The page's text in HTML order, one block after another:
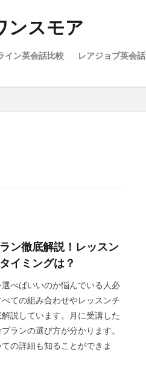
ンスモア
イン英会話比較 レアジョブ英会話
ン徹底解説！レッスン
イミングは？
べばいいのか悩んでいる人必
ての組み合わせやレッスンチ
説しています。月に受講した
ランの選び方が分かります。
の詳細も知ることができま